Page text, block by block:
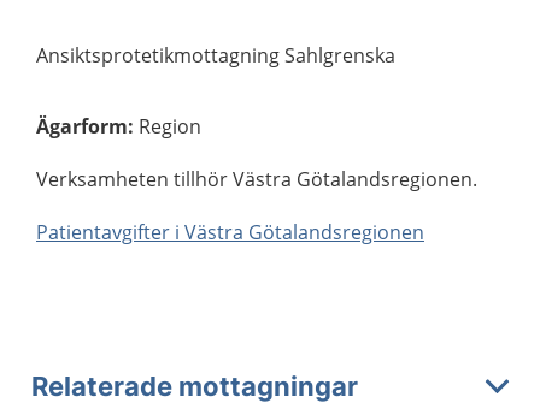
Ansiktsprotetikmottagning Sahlgrenska
Ägarform: Region
Verksamheten tillhör Västra Götalandsregionen.
Patientavgifter i Västra Götalandsregionen
Relaterade mottagningar